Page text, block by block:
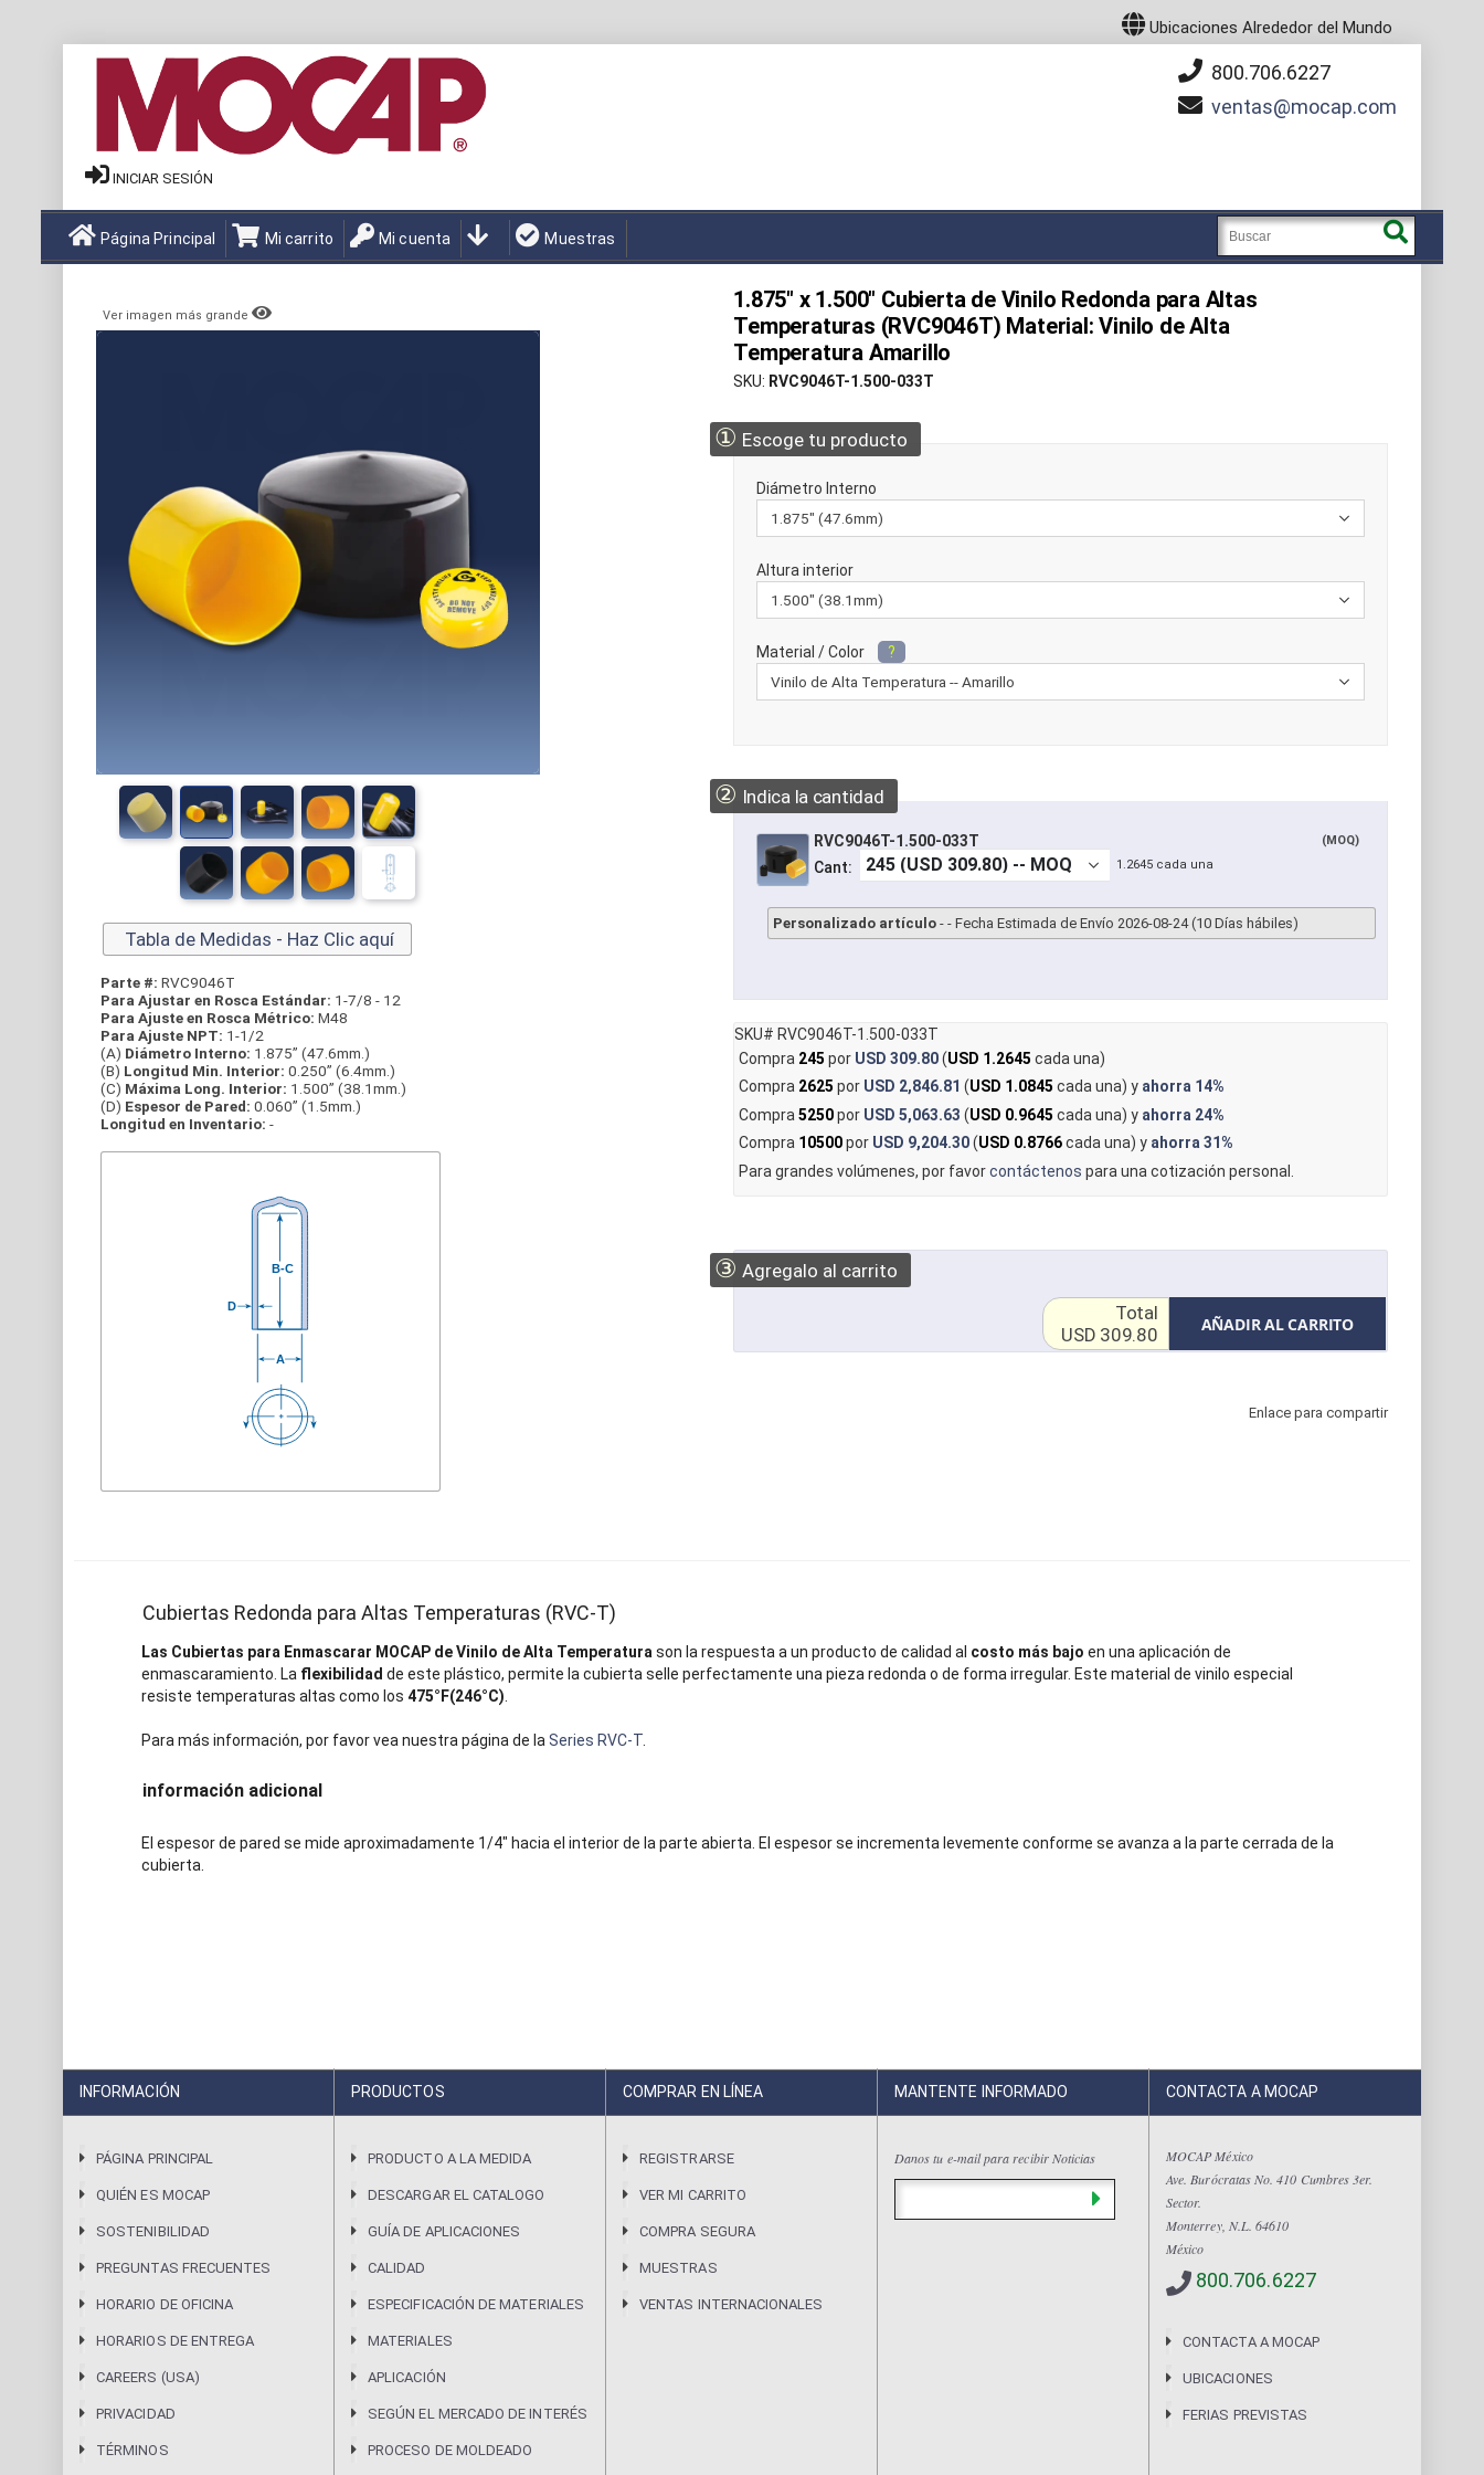
Ubicaciones Alrededor del Mundo
800.706.6227
ventas
mocap.com
INICIAR SESIÓN
Página Principal Mi carrito Mi cuenta Muestras
1.875" x 1.500" Cubierta de Vinilo Redonda para Altas
Temperaturas (RVC9046T) Material: Vinilo de Alta
Temperatura Amarillo
SKU RVC9046T-1.500-033T
① Escoge tu producto
Diámetro Interno
Altura interior
Material / Color ?
② Indica la cantidad
RVC9046T-1.500-033T (MOQ)
Cant: 1.2645 cada una
Personalizado artículo - - Fecha Estimada de Envío 2026-08-24 (10 Días hábiles)
SKU# RVC9046T-1.500-033T
Compra 245 por USD 309.80(USD 1.2645 cada una)
Compra 2625 por USD 2,846.81 (USD 1.0845 cada una) y ahorra 14%
Compra 5250por USD 5,063.63 (USD 0.9645 cada una) y ahorra 24%
Compra 10500por USD 9,204.30(USD 0.8766cada una) y ahorra 31%
Para grandes volúmenes, por favorcontáctenos para una cotización personal.
③ Agregalo al carrito
AÑADIR AL CARRITO
Total
USD 309.80
Enlace para compartir
Ver imagen más grande
Tabla de Medidas - Haz Clic aquí
Parte #: RVC9046T
Para Ajustar en Rosca Estándar: 1-7/8 - 12
Para Ajuste en Rosca Métrico: M48
Para Ajuste NPT: 1-1/2
(A) Diámetro Interno: 1.875” (47.6mm.)
(B) Longitud Min. Interior: 0.250” (6.4mm.)
(C) Máxima Long. Interior: 1.500” (38.1mm.)
(D) Espesor de Pared: 0.060” (1.5mm.)
Longitud en Inventario: -
Cubiertas Redonda para Altas Temperaturas (RVC-T)
Las Cubiertas para Enmascarar MOCAP de Vinilo de Alta Temperatura son la respuesta a un producto de calidad al costo más bajo en una aplicación de
enmascaramiento. La flexibilidad de este plástico, permite la cubierta selle perfectamente una pieza redonda o de forma irregular. Este material de vinilo especial
resiste temperaturas altas como los 475°F(246°C)
Para más información, por favor vea nuestra página de la Series RVC-T.
información adicional
El espesor de pared se mide aproximadamente 1/4" hacia el interior de la parte abierta. El espesor se incrementa levemente conforme se avanza a la parte cerrada de la
cubierta.
INFORMACIÓN
PÁGINA PRINCIPAL
QUIÉN ES MOCAP
SOSTENIBILIDAD
PREGUNTAS FRECUENTES
HORARIO DE OFICINA
HORARIOS DE ENTREGA
CAREERS (USA)
PRIVACIDAD
TÉRMINOS
PRODUCTOS
PRODUCTO A LA MEDIDA
DESCARGAR EL CATALOGO
GUÍA DE APLICACIONES
CALIDAD
ESPECIFICACIÓN DE MATERIALES
MATERIALES
APLICACIÓN
SEGÚN EL MERCADO DE INTERÉS
PROCESO DE MOLDEADO
COMPRAR EN LÍNEA
REGISTRARSE
VER MI CARRITO
COMPRA SEGURA
MUESTRAS
VENTAS INTERNACIONALES
MANTENTE INFORMADO
Danos tu e-mail para recibir Noticias
CONTACTA A MOCAP
MOCAP México
Ave. Burócratas No. 410 Cumbres 3er.
Sector.
Monterrey, N.L. 64610
México
800.706.6227
CONTACTA A MOCAP
UBICACIONES
FERIAS PREVISTAS